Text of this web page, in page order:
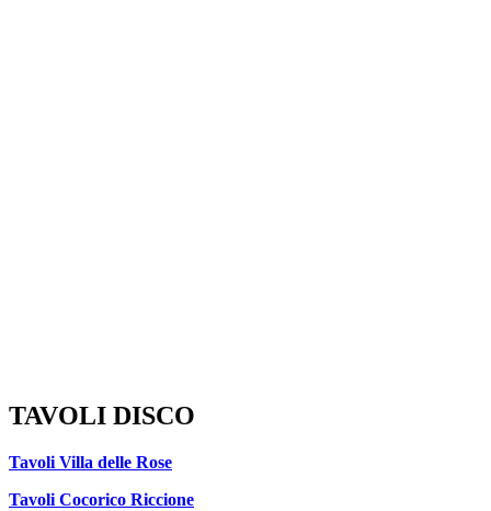
TAVOLI DISCO
Tavoli Villa delle Rose
Tavoli Cocorico Riccione